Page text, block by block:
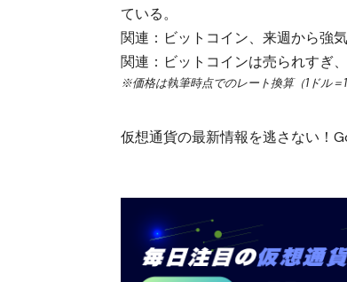
ている。
関連： ビットコイン、来週から強
関連： ビットコインは売られすぎ
※価格は執筆時点でのレート換算（1ドル＝
仮想通貨の最新情報を逃さない！